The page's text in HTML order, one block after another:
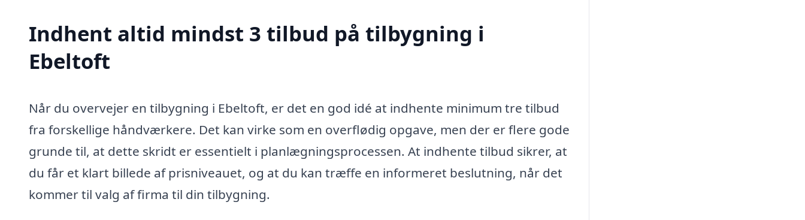
Indhent altid mindst 3 tilbud på tilbygning i
Ebeltoft
Når du overvejer en tilbygning i Ebeltoft, er det en god idé at indhente minimum tre tilbud
fra forskellige håndværkere. Det kan virke som en overflødig opgave, men der er flere gode
grunde til, at dette skridt er essentielt i planlægningsprocessen. At indhente tilbud sikrer, at
du får et klart billede af prisniveauet, og at du kan træffe en informeret beslutning, når det
kommer til valg af firma til din tilbygning.